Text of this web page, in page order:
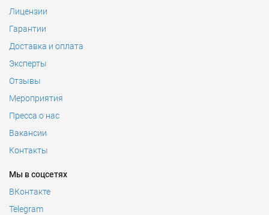
Лицензии
Гарантии
Доставка и оплата
Эксперты
Отзывы
Мероприятия
Пресса о нас
Вакансии
Контакты
Мы в соцсетях
ВКонтакте
Telegram